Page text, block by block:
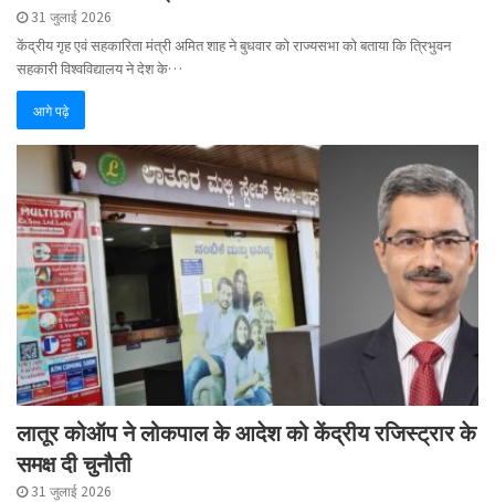
31 जुलाई 2026
केंद्रीय गृह एवं सहकारिता मंत्री अमित शाह ने बुधवार को राज्यसभा को बताया कि त्रिभुवन
सहकारी विश्वविद्यालय ने देश के…
आगे पढ़े
लातूर कोऑप ने लोकपाल के आदेश को केंद्रीय रजिस्ट्रार के
समक्ष दी चुनौती
31 जुलाई 2026